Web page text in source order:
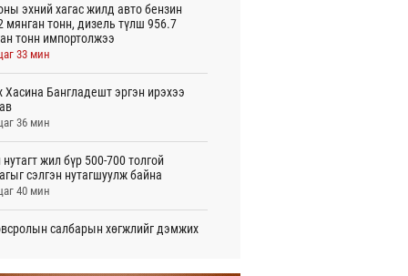
эхний хагас жилд авто бензин
мянган тонн, дизель түлш 956.7
тонн импортолжээ
33 мин
Хасина Бангладешт эргэн ирэхээ
36 мин
жил бүр 500-700 толгой
сэлгэн нутагшуулж байна
40 мин
салбарын хөгжлийг дэмжих